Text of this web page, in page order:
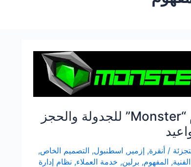
نظام “Monster” للجدولة والحجز
/ أنقرة, إزمير , اسطنبول, التصميم الخاص,
, المفهوم, برلين, خدمة العملاء, نظام إدارة